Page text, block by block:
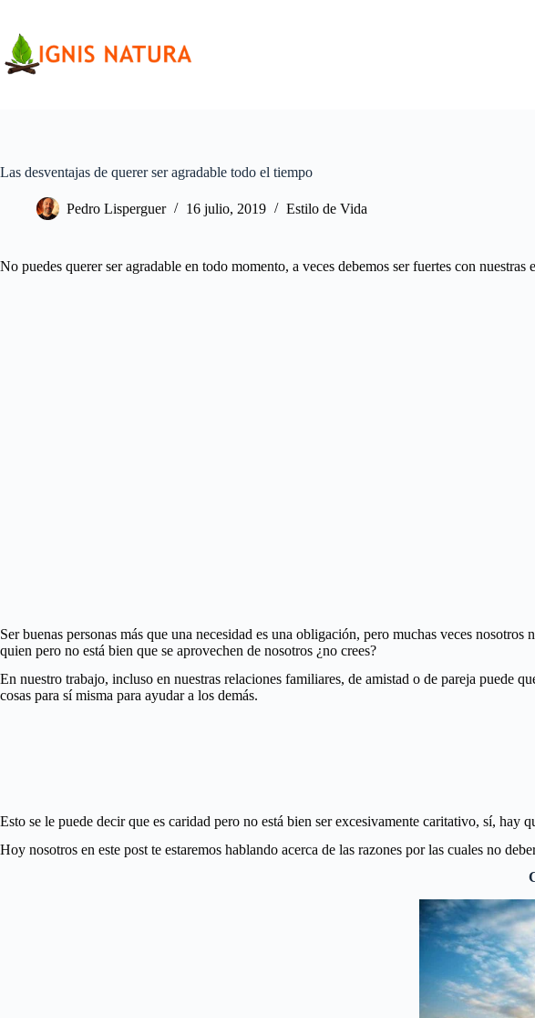
contenido
Las desventajas de querer ser agradable todo el tiempo
Pedro Lisperguer 16 julio, 2019 Estilo de Vida
No puedes querer ser agradable en todo momento, a veces debemos ser fuertes con nuestras
Ser buenas personas más que una necesidad es una obligación, pero muchas veces
quien pero no está bien que se aprovechen de nosotros ¿no crees?
En nuestro trabajo, incluso en nuestras relaciones familiares, de amistad o de pareja puede
cosas para sí misma para ayudar a los demás.
Esto se le puede decir que es caridad pero no está bien ser excesivamente caritativo, sí,
Hoy nosotros en este post te estaremos hablando acerca de las razones por las cuales no